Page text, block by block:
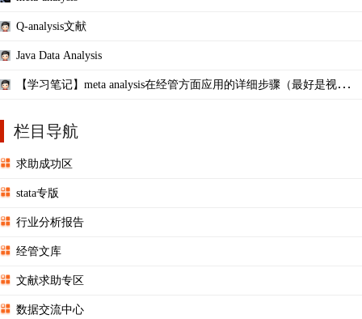
Q-analysis文献
Java Data Analysis
【学习笔记】meta analysis在经管方面应用的详细步骤（最好是视
栏目导航
求助成功区
stata专版
行业分析报告
经管文库
文献求助专区
数据交流中心